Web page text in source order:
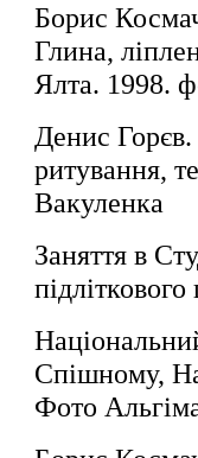
Борис
Глина,
Ялта. 1998.
Денис
ритування,
Вакуленка
Заняття в
Спішному,
Фото